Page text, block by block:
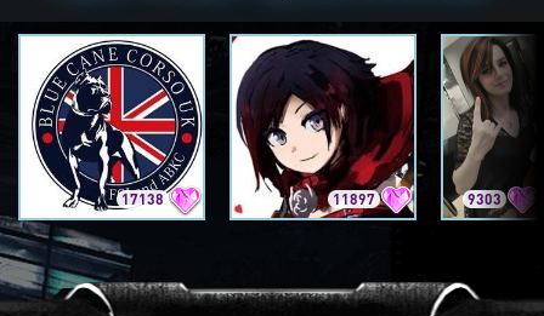
17138 11897 9303